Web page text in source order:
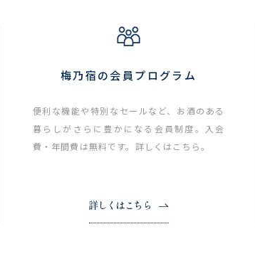
梅乃宿の会員プログラム
便利な機能や特別なセールなど、お酒のある
暮らしがさらに豊かになる会員制度。入会
費・年間費は無料です。詳しくはこちら。
詳しくはこちら